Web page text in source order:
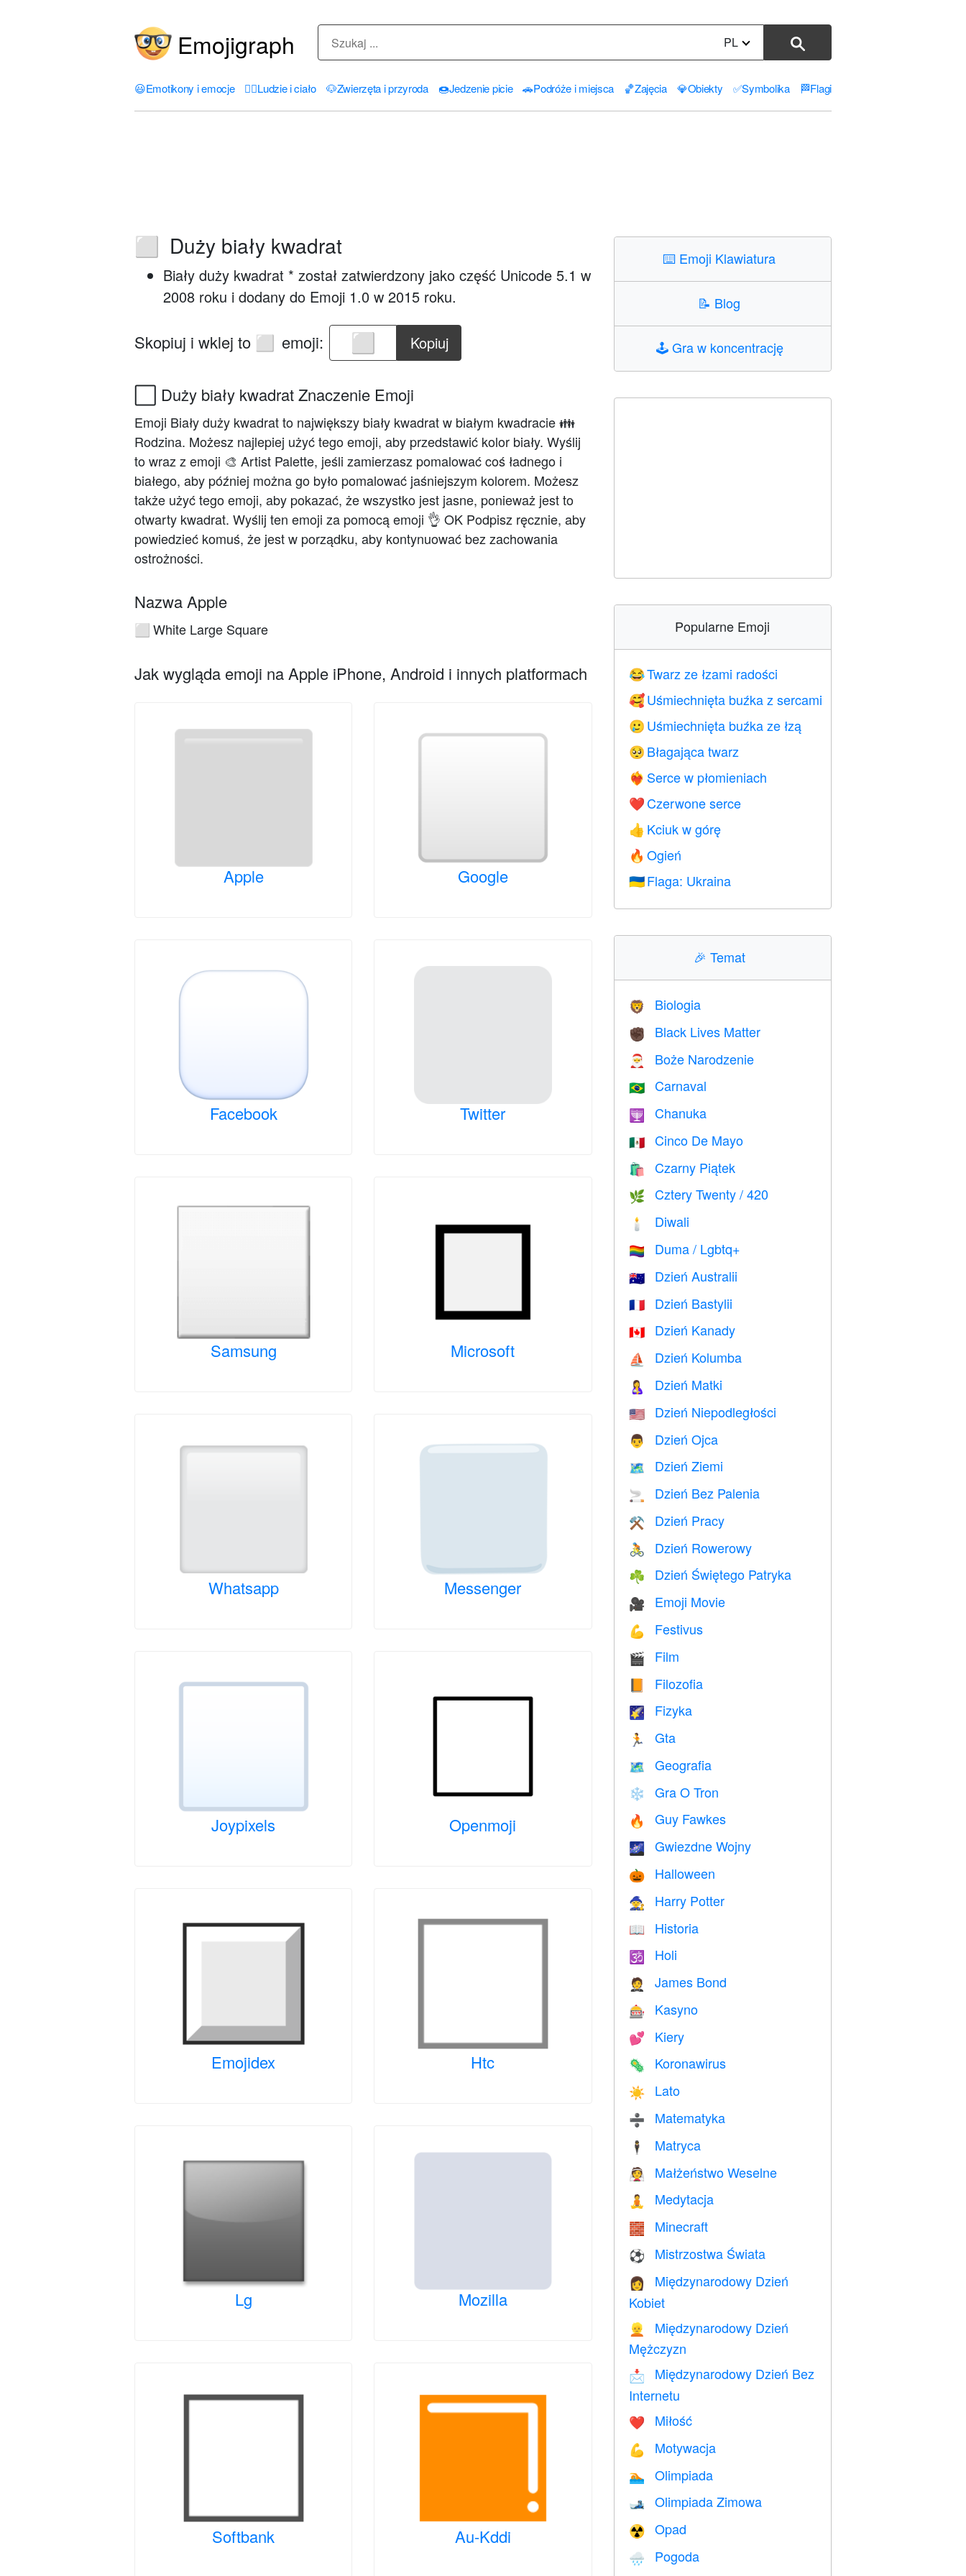
Emojigraph PL
😃Emotikony i emocje 🤦‍♀️Ludzie i ciało 🐶Zwierzęta i przyroda 🍩Jedzenie picie 🚗Podróże i miejsca 🏀Zajęcia 💎Obiekty ✅Symbolika 🏁Flagi
⬜ Duży biały kwadrat
Biały duży kwadrat * został zatwierdzony jako część Unicode 5.1 w
2008 roku i dodany do Emoji 1.0 w 2015 roku.
Skopiuj i wklej to ⬜ emoji: Kopiuj
⬜ Duży biały kwadrat Znaczenie Emoji
Emoji Biały duży kwadrat to największy biały kwadrat w białym kwadracie 👪
Rodzina. Możesz najlepiej użyć tego emoji, aby przedstawić kolor biały. Wyślij
to wraz z emoji 🎨 Artist Palette, jeśli zamierzasz pomalować coś ładnego i
białego, aby później można go było pomalować jaśniejszym kolorem. Możesz
także użyć tego emoji, aby pokazać, że wszystko jest jasne, ponieważ jest to
otwarty kwadrat. Wyślij ten emoji za pomocą emoji 👌 OK Podpisz ręcznie, aby
powiedzieć komuś, że jest w porządku, aby kontynuować bez zachowania
ostrożności.
Nazwa Apple
⬜ White Large Square
Jak wygląda emoji na Apple iPhone, Android i innych platformach
Apple Google
Facebook Twitter
Samsung Microsoft
Whatsapp Messenger
Joypixels Openmoji
Emojidex Htc
Lg Mozilla
Softbank Au-Kddi
⌨️ Emoji Klawiatura
📝 Blog
🕹️Gra w koncentrację
Popularne Emoji
😂Twarz ze łzami radości
🥰 Uśmiechnięta buźka z sercami
🥲 Uśmiechnięta buźka ze łzą
🥺 Błagająca twarz
❤️‍🔥 Serce w płomieniach
❤️ Czerwone serce
👍 Kciuk w górę
🔥 Ogień
🇺🇦 Flaga: Ukraina
🎉 Temat
🦁 Biologia
✊🏿 Black Lives Matter
🎅 Boże Narodzenie
🇧🇷 Carnaval
🕎 Chanuka
🇲🇽 Cinco De Mayo
🛍 Czarny Piątek
🌿 Cztery Twenty / 420
🕯 Diwali
🏳️‍🌈 Duma / Lgbtq+
🇦🇺 Dzień Australii
🇫🇷 Dzień Bastylii
🇨🇦 Dzień Kanady
⛵️ Dzień Kolumba
🤱 Dzień Matki
🇺🇸 Dzień Niepodległości
👨 Dzień Ojca
🗺️ Dzień Ziemi
🚬 Dzień Bez Palenia
⚒️ Dzień Pracy
🚴 Dzień Rowerowy
☘️ Dzień Świętego Patryka
🎥 Emoji Movie
💪 Festivus
🎬 Film
Filozofia
🌠 Fizyka
🏃 Gta
🗺 Geografia
❄️ Gra O Tron
🔥 Guy Fawkes
🌌 Gwiezdne Wojny
🎃 Halloween
🧙 Harry Potter
📖 Historia
🕉 Holi
🤵 James Bond
🎰 Kasyno
💕 Kiery
🦠 Koronawirus
☀️ Lato
➗ Matematyka
🕴️ Matryca
👰 Małżeństwo Weselne
🧘 Medytacja
🧱 Minecraft
⚽ Mistrzostwa Świata
👩
Międzynarodowy Dzień
Kobiet
👱
Międzynarodowy Dzień
Mężczyzn
📩
Międzynarodowy Dzień Bez
Internetu
❤️️ Miłość
💪 Motywacja
🏊 Olimpiada
🎿 Olimpiada Zimowa
☢️ Opad
🌧
Pogoda